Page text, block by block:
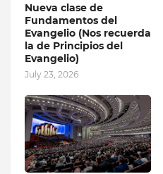
Nueva clase de
Fundamentos del
Evangelio (Nos recuerda
la de Principios del
Evangelio)
July 23, 2026